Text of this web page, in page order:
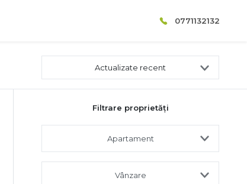
0771132132
Actualizate recent
Filtrare proprietăți
Apartament
Vânzare